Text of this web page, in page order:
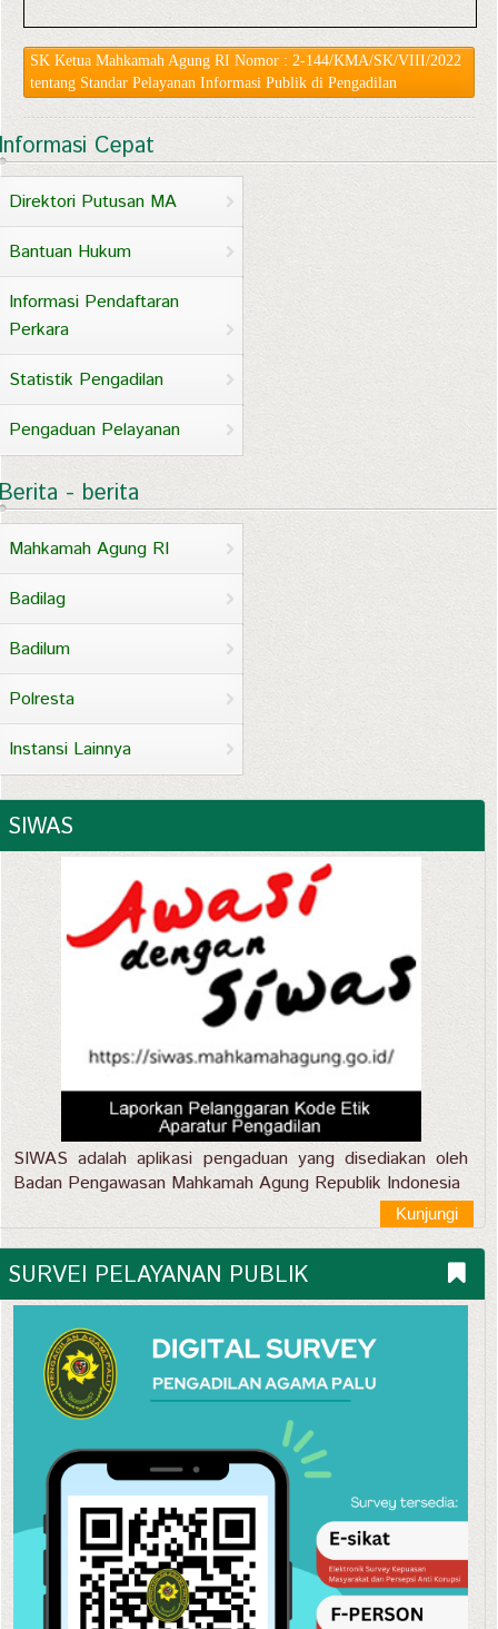
SK Ketua Mahkamah Agung RI Nomor : 2-144/KMA/SK/VIII/2022
tentang Standar Pelayanan Informasi Publik di Pengadilan
Cepat
Direktori Putusan MA
Bantuan Hukum
Informasi Pendaftaran
Perkara
Statistik Pengadilan
Pengaduan Pelayanan
- berita
Mahkamah Agung RI
Badilag
Badilum
Polresta
Instansi Lainnya
SIWAS
SIWAS adalah aplikasi pengaduan yang disediakan oleh
Badan Pengawasan Mahkamah Agung Republik Indonesia
Kunjungi
SURVEI PELAYANAN PUBLIK